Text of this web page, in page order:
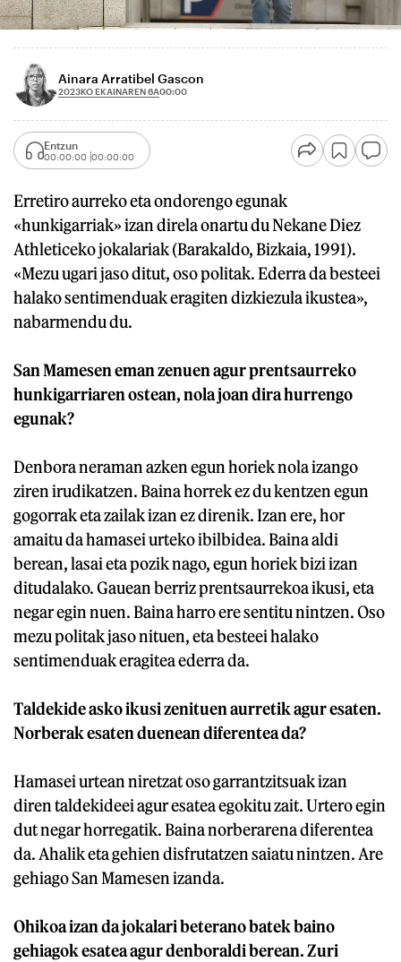
Ainara Arratibel Gascon
2023KO EKAINAREN 6A00:00
Entzun
00:00:00 00:00:00
Erretiro aurreko eta ondorengo egunak
«hunkigarriak» izan direla onartu du Nekane Diez
Athleticeko jokalariak (Barakaldo, Bizkaia, 1991).
«Mezu ugari jaso ditut, oso politak. Ederra da besteei
halako sentimenduak eragiten dizkiezula ikustea»,
nabarmendu du.
San Mamesen eman zenuen agur prentsaurreko
hunkigarriaren ostean, nola joan dira hurrengo
egunak?
Denbora neraman azken egun horiek nola izango
ziren irudikatzen. Baina horrek ez du kentzen egun
gogorrak eta zailak izan ez direnik. Izan ere, hor
amaitu da hamasei urteko ibilbidea. Baina aldi
berean, lasai eta pozik nago, egun horiek bizi izan
ditudalako. Gauean berriz prentsaurrekoa ikusi, eta
negar egin nuen. Baina harro ere sentitu nintzen. Oso
mezu politak jaso nituen, eta besteei halako
sentimenduak eragitea ederra da.
Taldekide asko ikusi zenituen aurretik agur esaten.
Norberak esaten duenean diferentea da?
Hamasei urtean niretzat oso garrantzitsuak izan
diren taldekideei agur esatea egokitu zait. Urtero egin
dut negar horregatik. Baina norberarena diferentea
da. Ahalik eta gehien disfrutatzen saiatu nintzen. Are
gehiago San Mamesen izanda.
Ohikoa izan da jokalari beterano batek baino
gehiagok esatea agur denboraldi berean. Zuri